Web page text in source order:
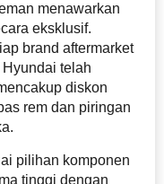
menawarkan
eksklusif.
brand aftermarket
telah
diskon
rem dan piringan
pilihan komponen
tinggi dengan